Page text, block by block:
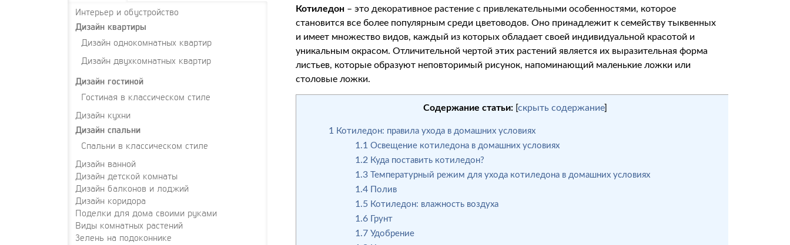
Котиледон – это декоративное растение с привлекательными особенностями, которое
становится все более популярным среди цветоводов. Оно принадлежит к семейству тыквенных
и имеет множество видов, каждый из которых обладает своей индивидуальной красотой и
уникальным окрасом. Отличительной чертой этих растений является их выразительная форма
листьев, которые образуют неповторимый рисунок, напоминающий маленькие ложки или
столовые ложки.
Содержание статьи: [скрыть содержание]
1 Котиледон: правила ухода в домашних условиях
1.1 Освещение котиледона в домашних условиях
1.2 Куда поставить котиледон?
1.3 Температурный режим для ухода котиледона в домашних условиях
1.4 Полив
1.5 Котиледон: влажность воздуха
1.6 Грунт
1.7 Удобрение
Интерьер и обустройство
Дизайн квартиры
Дизайн однокомнатных квартир
Дизайн двухкомнатных квартир
Дизайн гостиной
Гостиная в классическом стиле
Дизайн кухни
Дизайн спальни
Спальни в классическом стиле
Дизайн ванной
Дизайн детской комнаты
Дизайн балконов и лоджий
Дизайн коридора
Поделки для дома своими руками
Виды комнатных растений
Зелень на подоконнике